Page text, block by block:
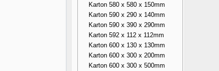
Karton 580 x 580 x 150mm
Karton 590 x 290 x 140mm
Karton 590 x 390 x 290mm
Karton 592 x 112 x 112mm
Karton 600 x 130 x 130mm
Karton 600 x 300 x 200mm
Karton 600 x 300 x 500mm